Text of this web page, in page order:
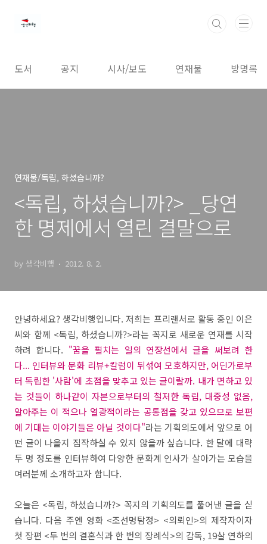
도서 공지 시사/보도 연재물 방명록
연재물/독립, 하셨습니까?
<독립, 하셨습니까?> _당연
한 명제에서 열린 결말으로
by 생각비행 2012. 8. 2.
안녕하세요? 생각비행입니다. 저희는 프리랜서로 활동 중인 이은
씨와 함께 <독립, 하셨습니까?>라는 꼭지로 새로운 연재를 시작
하려 합니다. "꿈을 펼치는 일의 연장선에서 글을 써보려 한
다... 인터뷰와 문화 리뷰+칼럼이 뒤섞여 모호하지만, 어딘가로부
터 독립한 '사람'에 초점을 맞추고 있는 글이랄까. 내가 면하고 있
는 것들이 하나같이 자본으로부터의 철저한 독립, 대중성 없음,
알아주는 이 적으나 열광적이라는 공통점을 갖고 있으므로 보편
에 기대는 이야기들은 아닐 것이다"라는 기획의도에서 앞으로 어
떤 글이 나올지 짐작하실 수 있지 않을까 싶습니다. 한 달에 대략
두 명 정도를 인터뷰하여 다양한 문화계 인사가 살아가는 모습을
여러분께 소개하고자 합니다.
오늘은 <독립, 하셨습니까?> 꼭지의 기획의도를 풀어낸 글을 싣
습니다. 다음 주엔 영화 <조선명탐정> <의뢰인>의 제작자이자
첫 장편 <두 번의 결혼식과 한 번의 장례식>의 감독, 19살 연하의